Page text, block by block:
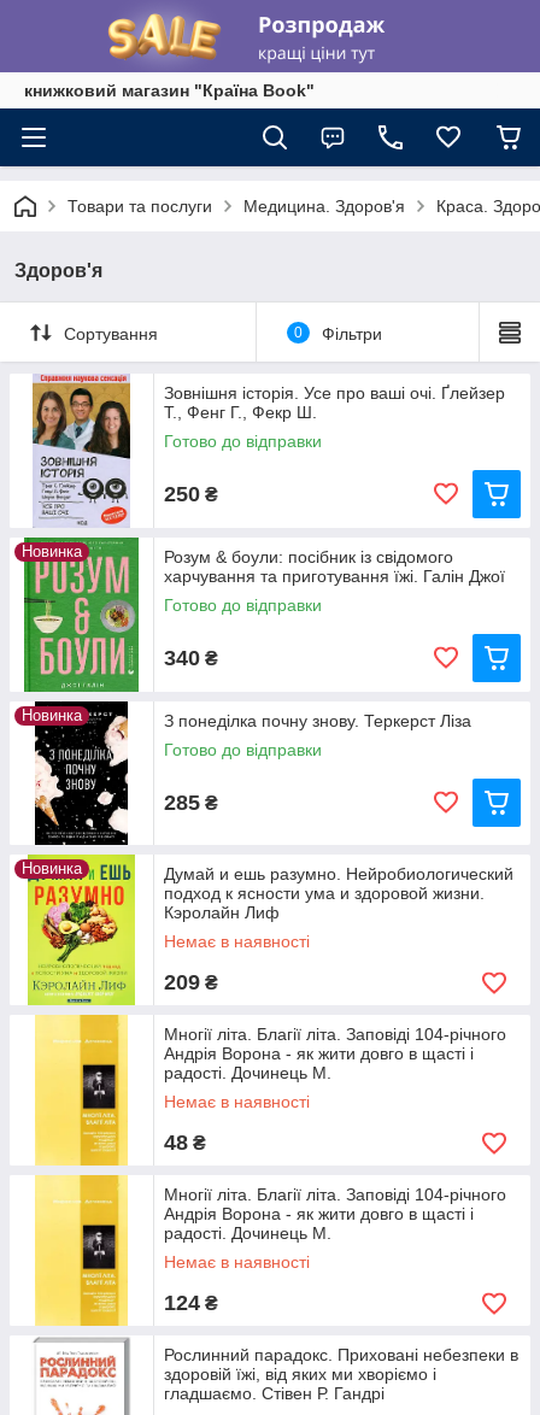
книжковий магазин "Країна Book"
Товари та послуги Медицина. Здоров'я Краса.
Здоров'я
Сортування 0 Фільтри
Зовнішня icторiя. Усе про ваші очі. Ґлейзер
Т., Фенг Г., Фекр Ш.
Готово до відправки
250 ₴
Новинка
Розум & боули: посібник із свідомого
харчування та приготування їжі. Галін Джої
Готово до відправки
340 ₴
Новинка
З понеділка почну знову. Теркерст Ліза
Готово до відправки
285 ₴
Новинка
Думай и ешь разумно. Нейробиологический
подход к ясности ума и здоровой жизни.
Кэролайн Лиф
Немає в наявності
209 ₴
Многії літа. Благії літа. Заповіді 104-річного
Андрія Ворона - як жити довго в щасті і
радості. Дочинець М.
Немає в наявності
48 ₴
Многії літа. Благії літа. Заповіді 104-річного
Андрія Ворона - як жити довго в щасті і
радості. Дочинець М.
Немає в наявності
124 ₴
Рослинний парадокс. Приховані небезпеки в
здоровій їжі, від яких ми хворіємо і
гладшаємо. Стівен Р. Гандрі